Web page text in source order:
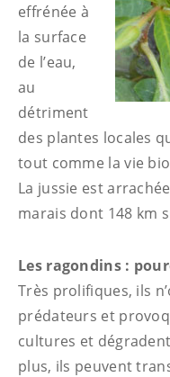
effrénée à
la surface
de l’eau,
au
détriment
des plantes locales
tout comme la vie
La jussie est
marais dont 148 km
Les ragondins :
Très prolifiques, ils
prédateurs et
cultures et
plus, ils peuvent